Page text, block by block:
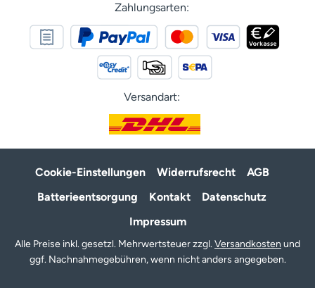
Zahlungsarten:
Versandart:
Cookie-Einstellungen Widerrufsrecht
AGB
Batterieentsorgung
Kontakt
Datenschutz
Impressum
Alle Preise inkl. gesetzl. Mehrwertsteuer zzgl. Versandkosten und
ggf. Nachnahmegebühren, wenn nicht anders angegeben.